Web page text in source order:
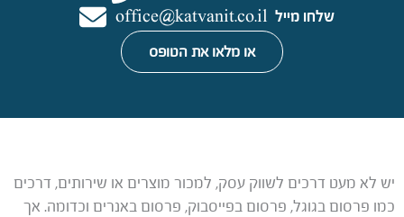
שלחו מייל office@katvanit.co.il
או מלאו את הטופס
יש לא מעט דרכים לשווק עסק, למכור מוצרים או שירותים, דרכים
כמו פרסום בגוגל, פרסום בפייסבוק, פרסום באנרים וכדומה. אך